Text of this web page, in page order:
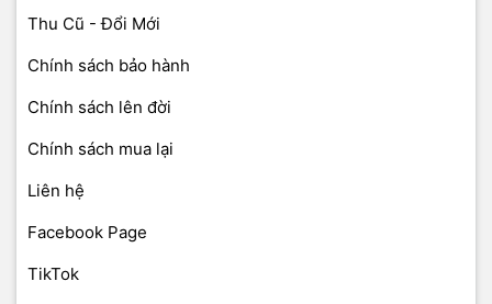
Thu Cũ - Đổi Mới
Chính sách bảo hành
Chính sách lên đời
Chính sách mua lại
Liên hệ
Facebook Page
TikTok